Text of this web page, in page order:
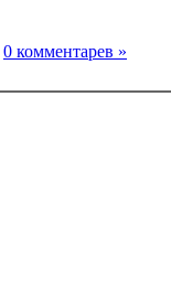
0 комментарев »